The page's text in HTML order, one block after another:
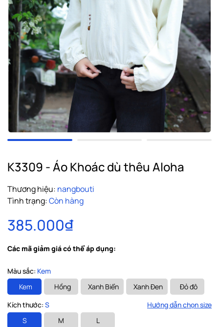
K3309 - Áo Khoác dù thêu Aloha
Thương hiệu: nangbouti
Tình trạng:Còn hàng
385.000₫
Các mã giảm giá có thể áp dụng:
Màu sắc: Kem
Kem
Hồng Xanh Biển Xanh Đen
Đỏ đô
Kích thước: S
Hướng dẫn chọn size
S
M L